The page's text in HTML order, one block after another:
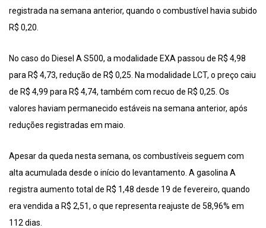
registrada na semana anterior, quando o combustível havia subido
R$ 0,20.
No caso do Diesel A S500, a modalidade EXA passou de R$ 4,98
para R$ 4,73, redução de R$ 0,25. Na modalidade LCT, o preço caiu
de R$ 4,99 para R$ 4,74, também com recuo de R$ 0,25. Os
valores haviam permanecido estáveis na semana anterior, após
reduções registradas em maio.
Apesar da queda nesta semana, os combustíveis seguem com
alta acumulada desde o início do levantamento. A gasolina A
registra aumento total de R$ 1,48 desde 19 de fevereiro, quando
era vendida a R$ 2,51, o que representa reajuste de 58,96% em
112 dias.